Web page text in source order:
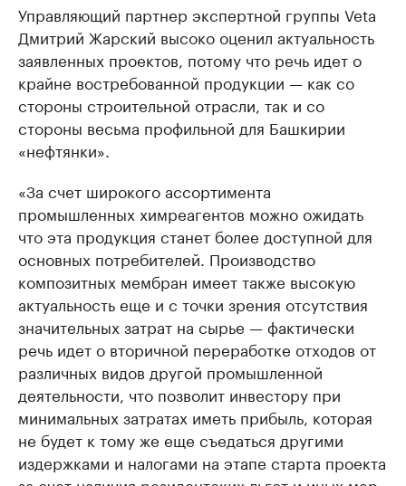
Управляющий партнер экспертной группы Veta
Дмитрий Жарский высоко оценил актуальность
заявленных проектов, потому что речь идет о
крайне востребованной продукции — как со
стороны строительной отрасли, так и со
стороны весьма профильной для Башкирии
«нефтянки».
«За счет широкого ассортимента
промышленных химреагентов можно ожидать
что эта продукция станет более доступной для
основных потребителей. Производство
композитных мембран имеет также высокую
актуальность еще и с точки зрения отсутствия
значительных затрат на сырье — фактически
речь идет о вторичной переработке отходов от
различных видов другой промышленной
деятельности, что позволит инвестору при
минимальных затратах иметь прибыль, которая
не будет к тому же еще съедаться другими
издержками и налогами на этапе старта проекта